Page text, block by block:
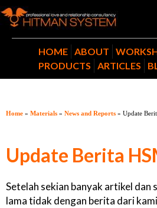
HOME ABOUT
PRODUCTS
ARTICLES
Home » Materials » News and Reports » Update
Update Berita
Setelah sekian banyak artikel dan
lama tidak dengan berita dari